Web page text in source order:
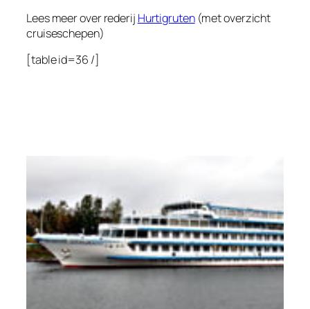
Lees meer over rederij Hurtigruten(met overzicht
cruiseschepen)
[table id=36 /]